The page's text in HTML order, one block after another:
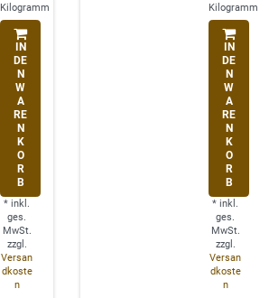
Kilogramm
IN
DE
N
W
A
RE
N
K
O
R
B
* inkl.
ges.
MwSt.
zzgl.
Versan
dkoste
n
Kilogramm
IN
DE
N
W
A
RE
N
K
O
R
B
* inkl.
ges.
MwSt.
zzgl.
Versan
dkoste
n